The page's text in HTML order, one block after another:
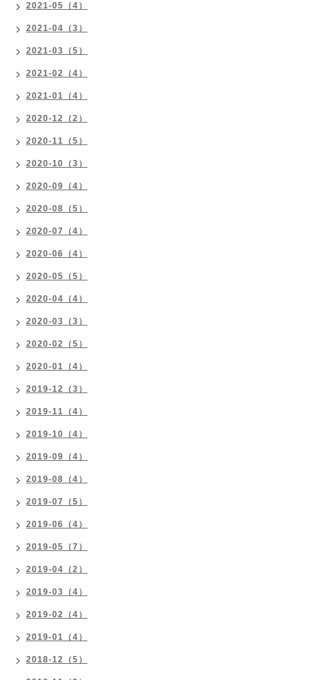
2021-05（4）
2021-04（3）
2021-03（5）
2021-02（4）
2021-01（4）
2020-12（2）
2020-11（5）
2020-10（3）
2020-09（4）
2020-08（5）
2020-07（4）
2020-06（4）
2020-05（5）
2020-04（4）
2020-03（3）
2020-02（5）
2020-01（4）
2019-12（3）
2019-11（4）
2019-10（4）
2019-09（4）
2019-08（4）
2019-07（5）
2019-06（4）
2019-05（7）
2019-04（2）
2019-03（4）
2019-02（4）
2019-01（4）
2018-12（5）